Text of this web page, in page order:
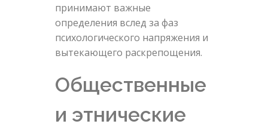
принимают важные
определения вслед за фаз
психологического напряжения и
вытекающего раскрепощения.
Общественные
и этнические